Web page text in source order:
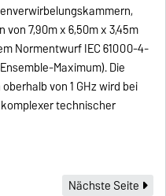
7,90m x 6,50m x 3,45m
Normentwurf IEC 61000-4-
Maximum). Die
von 1 GHz wird bei
technischer
Nächste Seite